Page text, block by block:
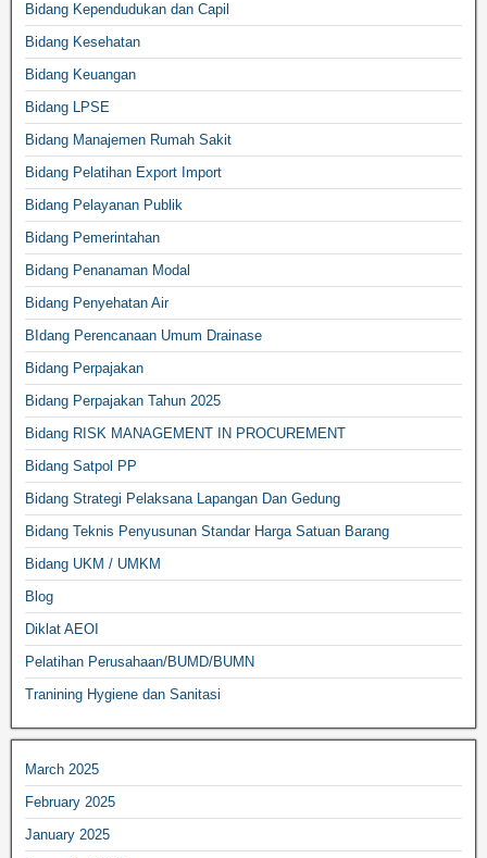
Bidang Kependudukan dan Capil
Bidang Kesehatan
Bidang Keuangan
Bidang LPSE
Bidang Manajemen Rumah Sakit
Bidang Pelatihan Export Import
Bidang Pelayanan Publik
Bidang Pemerintahan
Bidang Penanaman Modal
Bidang Penyehatan Air
BIdang Perencanaan Umum Drainase
Bidang Perpajakan
Bidang Perpajakan Tahun 2025
Bidang RISK MANAGEMENT IN PROCUREMENT
Bidang Satpol PP
Bidang Strategi Pelaksana Lapangan Dan Gedung
Bidang Teknis Penyusunan Standar Harga Satuan Barang
Bidang UKM / UMKM
Blog
Diklat AEOI
Pelatihan Perusahaan/BUMD/BUMN
Tranining Hygiene dan Sanitasi
March 2025
February 2025
January 2025